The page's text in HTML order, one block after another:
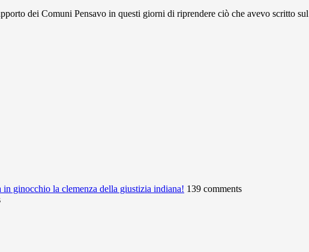
dei Comuni Pensavo in questi giorni di riprendere ciò che avevo scritto sul
ginocchio la clemenza della giustizia indiana! 139 comments